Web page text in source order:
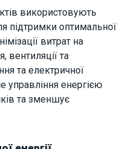
використовують
підтримки оптимальної
витрат на
вентиляції та
та електричної
управління енергією
та зменшує